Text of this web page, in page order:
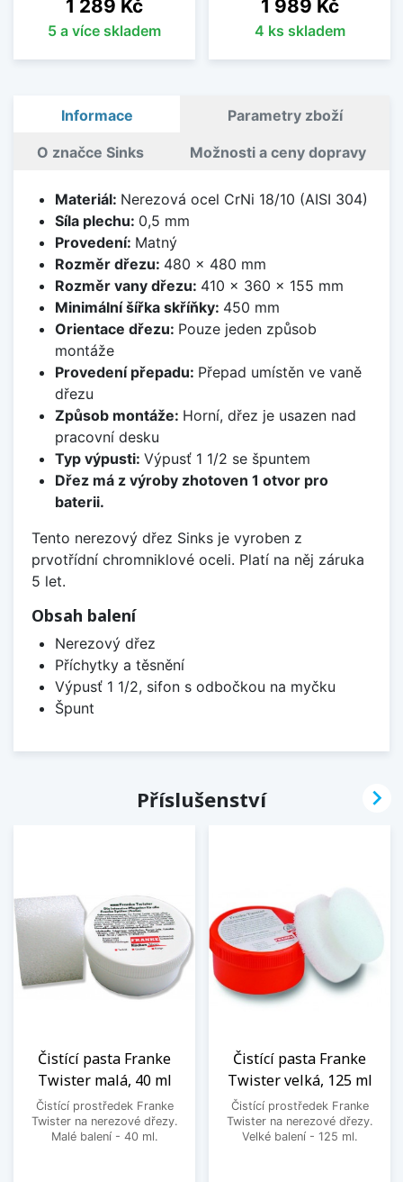
1 289 Kč
5 a více skladem
1 989 Kč
4 ks skladem
Informace Parametry zboží
O značce Sinks Možnosti a ceny dopravy
Materiál: Nerezová ocel CrNi 18/10 (AISI 304)
Síla plechu: 0,5 mm
Provedení: Matný
Rozměr dřezu: 480 x 480 mm
Rozměr vany dřezu: 410 x 360 x 155 mm
Minimální šířka skříňky: 450 mm
Orientace dřezu: Pouze jeden způsob
montáže
Provedení přepadu: Přepad umístěn ve vaně
dřezu
Způsob montáže: Horní, dřez je usazen nad
pracovní desku
Typ výpusti: Výpusť 1 1/2 se špuntem
Dřez má z výroby zhotoven 1 otvor pro
baterii.
Tento nerezový dřez Sinks je vyroben z
prvotřídní chromniklové oceli. Platí na něj záruka
5 let.
Obsah balení
Nerezový dřez
Příchytky a těsnění
Výpusť 1 1/2, sifon s odbočkou na myčku
Špunt
Příslušenství
Čistící pasta Franke
Twister malá, 40 ml
Čistící prostředek Franke
Twister na nerezové dřezy.
Malé balení - 40 ml.
Čistící pasta Franke
Twister velká, 125 ml
Čistící prostředek Franke
Twister na nerezové dřezy.
Velké balení - 125 ml.
